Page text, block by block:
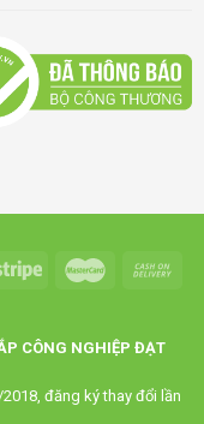
CÔNG NGHIỆP ĐẠT
đăng ký thay đổi lần